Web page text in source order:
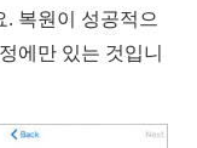
복원이 성공적으
에만 있는 것입니